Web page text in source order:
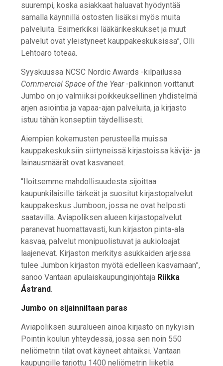
suurempi, koska asiakkaat haluavat hyödyntää
samalla käynnillä ostosten lisäksi myös muita
palveluita. Esimerkiksi lääkärikeskukset ja muut
palvelut ovat yleistyneet kauppakeskuksissa”, Olli
Lehtoaro toteaa.
Syyskuussa NCSC Nordic Awards -kilpailussa
Commercial Space of the Year-palkinnon voittanut
Jumbo on jo valmiiksi poikkeuksellinen yhdistelmä
arjen asiointia ja vapaa-ajan palveluita, ja kirjasto
istuu tähän konseptiin täydellisesti.
Aiempien kokemusten perusteella muissa
kauppakeskuksiin siirtyneissä kirjastoissa kävijä- ja
lainausmäärät ovat kasvaneet.
“Iloitsemme mahdollisuudesta sijoittaa
kaupunkilaisille tärkeät ja suositut kirjastopalvelut
kauppakeskus Jumboon, jossa ne ovat helposti
saatavilla. Aviapoliksen alueen kirjastopalvelut
paranevat huomattavasti, kun kirjaston pinta-ala
kasvaa, palvelut monipuolistuvat ja aukioloajat
laajenevat. Kirjaston merkitys asukkaiden arjessa
tulee Jumbon kirjaston myötä edelleen kasvamaan”,
sanoo Vantaan apulaiskaupunginjohtaja Riikka
Åstrand.
Jumbo on sijainniltaan paras
Aviapoliksen suuralueen ainoa kirjasto on nykyisin
Pointin koulun yhteydessä, jossa sen noin 550
neliömetrin tilat ovat käyneet ahtaiksi. Vantaan
kaupungille tarjottu 1400 neliömetrin liiketila